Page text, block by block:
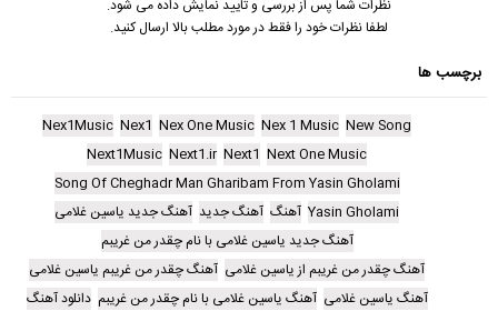
نظرات شما پس از بررسی و تایید نمایش داده می شود.
لطفا نظرات خود را فقط در مورد مطلب بالا ارسال کنید.
برچسب ها
New Song
Nex 1 Music
Nex One Music
Nex1
Nex1Music
Next One Music
Next1
Next1.ir
Next1Music
Song Of Cheghadr Man Gharibam From Yasin Gholami
Yasin Gholami آهنگ آهنگ جدید آهنگ جدید یاسین غلامی
آهنگ جدید یاسین غلامی با نام چقدر من غریبم
آهنگ چقدر من غریبم از یاسین غلامی آهنگ چقدر من غریبم یاسین غلامی
آهنگ یاسین غلامی آهنگ یاسین غلامی با نام چقدر من غریبم دانلود آهنگ